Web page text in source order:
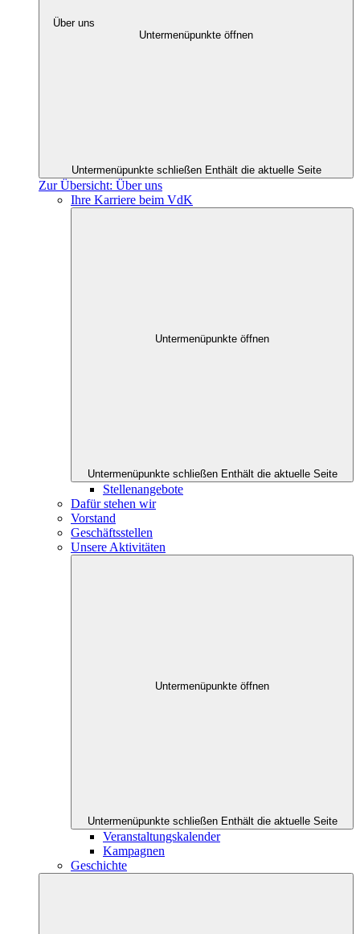
Über uns
Untermenüpunkte öffnen
Untermenüpunkte schließen Enthält die aktuelle Seite
Zur Übersicht: Über uns
Ihre Karriere beim VdK
Untermenüpunkte öffnen
Untermenüpunkte schließen Enthält die aktuelle Seite
Stellenangebote
Dafür stehen wir
Vorstand
Geschäftsstellen
Unsere Aktivitäten
Untermenüpunkte öffnen
Untermenüpunkte schließen Enthält die aktuelle Seite
Veranstaltungskalender
Kampagnen
Geschichte